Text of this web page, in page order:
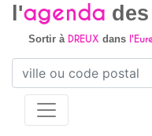
l'agenda
Sortir à DREUX dans